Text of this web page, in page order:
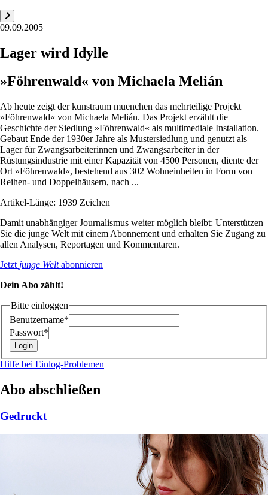
09.09.2005
Lager wird Idylle
»Föhrenwald« von Michaela Melián
Ab heute zeigt der kunstraum muenchen das mehrteilige Projekt
»Föhrenwald« von Michaela Melián. Das Projekt erzählt die
Geschichte der Siedlung »Föhrenwald« als multimediale Installation.
Gebaut Ende der 1930er Jahre als Mustersiedlung und genutzt als
Lager für Zwangsarbeiterinnen und Zwangsarbeiter in der
Rüstungsindustrie mit einer Kapazität von 4500 Personen, diente der
Ort »Föhrenwald«, bestehend aus 302 Wohneinheiten in Form von
Reihen- und Doppelhäusern, nach ...
Artikel-Länge: 1939 Zeichen
Damit unabhängiger Journalismus weiter möglich bleibt: Unterstützen
Sie die junge Welt mit einem Abonnement und erhalten Sie Zugang zu
allen Analysen, Reportagen und Kommentaren.
Jetzt junge Weltabonnieren
Dein Abo zählt!
Bitte einloggen
Benutzername*
Passwort*
Hilfe bei Einlog-Problemen
Abo abschließen
Gedruckt